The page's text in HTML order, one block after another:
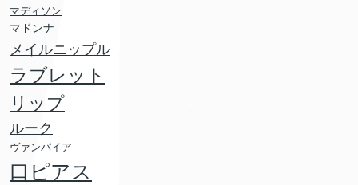
マディソン
マドンナ
メイルニップル
ラブレット
リップ
ルーク
ヴァンパイア
口ピアス